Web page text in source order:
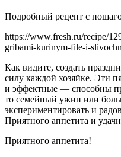
Подробный рецепт с
https://www.fresh.ru/recipe/
gribami-kurinym-file-i-
Как видите, создать
силу каждой хозяйке. Эти
и эффектные — способны
то семейный ужин или
экспериментировать и
Приятного аппетита и
Приятного аппетита!